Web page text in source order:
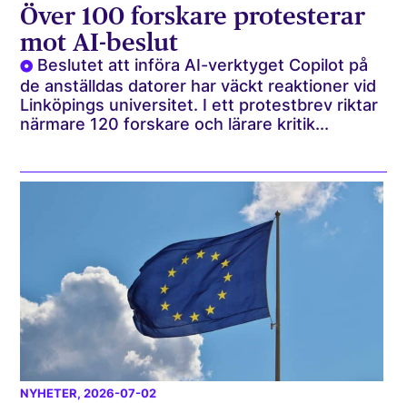
Över 100 forskare protesterar
mot AI-beslut
Beslutet att införa AI-verktyget Copilot på
de anställdas datorer har väckt reaktioner vid
Linköpings universitet. I ett protestbrev riktar
närmare 120 forskare och lärare kritik...
NYHETER, 2026-07-02